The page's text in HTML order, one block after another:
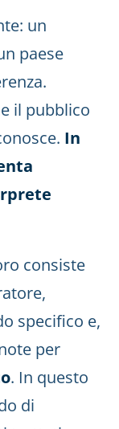
un
paese
il pubblico
In
consiste
specifico e,
per
. In questo
di